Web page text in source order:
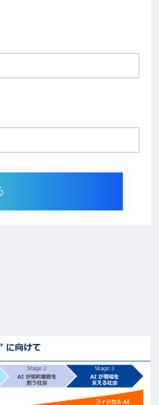
ージェント
ーダーメイドAI開発（知
路/CAD/外観検査）